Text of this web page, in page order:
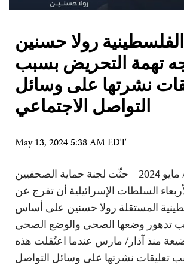
رولا حسنين
تهمة التحريض بسبب
نشرتها على وسائل
التواصل الاجتماعي
May 13, 2024 5:38 AM EDT
نيويورك، 8 أيار/ مايو 2024 – حثّت لجنة حماية الصحفيين
السلطات الإسرائيلية أن تفرج عن
المستقلة رولا حسنين على أساس
تدهور وضعها الصحي والوضع الصحي
منذ آذار/ مارس عندما اعتُقلت هذه
تعليقات نشرتها على وسائل التواصل